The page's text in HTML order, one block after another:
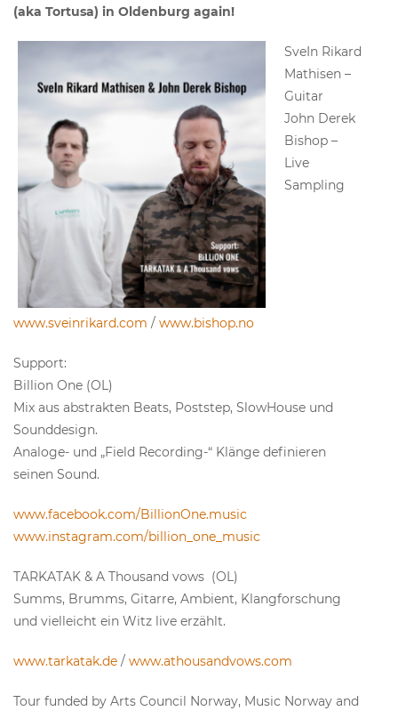
(aka Tortusa) in Oldenburg again!
SveIn Rikard
Mathisen –
Guitar
​John Derek
Bishop –
Live
Sampling
www.sveinrikard.com / www.bishop.no
Support:
Billion One (OL)
Mix aus abstrakten Beats, Poststep, SlowHouse und
Sounddesign.
Analoge- und „Field Recording-“ Klänge definieren
seinen Sound.
www.facebook.com/BillionOne.music
www.instagram.com/billion_one_music
TARKATAK & A Thousand vows (OL)
Summs, Brumms, Gitarre, Ambient, Klangforschung
und vielleicht ein Witz live erzählt.
www.tarkatak.de / www.athousandvows.com
Tour funded by Arts Council Norway, Music Norway and